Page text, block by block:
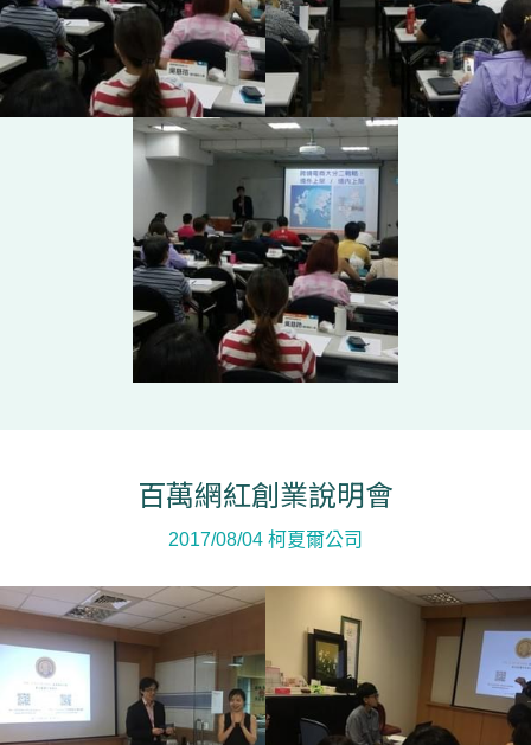
百萬網紅創業說明會
2017/08/04 柯夏爾公司